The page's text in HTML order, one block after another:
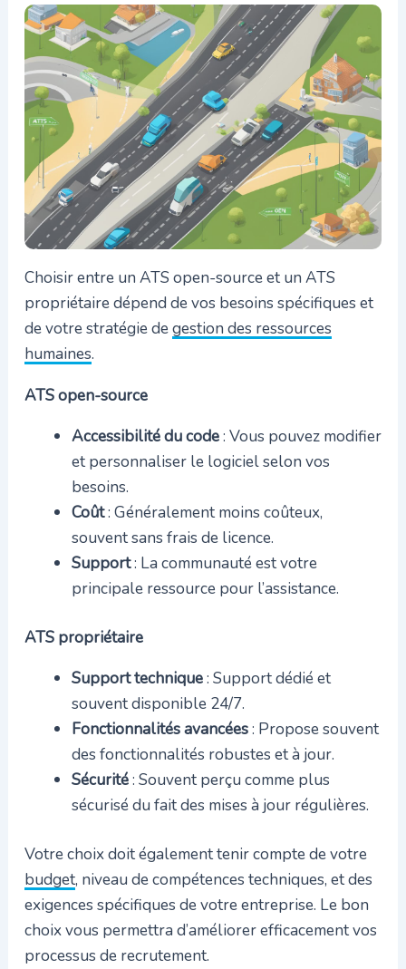
Choisir entre un ATS open-source et un ATS
propriétaire dépend de vos besoins spécifiques et
de votre stratégie degestion des ressources
humaines.
ATS open-source
Accessibilité du code: Vous pouvez modifier
et personnaliser le logiciel selon vos
besoins.
Coût: Généralement moins coûteux,
souvent sans frais de licence.
Support: La communauté est votre
principale ressource pour l’assistance.
ATS propriétaire
Support technique: Support dédié et
souvent disponible 24/7.
Fonctionnalités avancées: Propose souvent
des fonctionnalités robustes et à jour.
Sécurité: Souvent perçu comme plus
sécurisé du fait des mises à jour régulières.
Votre choix doit également tenir compte de votre
budget, niveau de compétences techniques, et des
exigences spécifiques de votre entreprise. Le bon
choix vous permettra d’améliorer efficacement vos
processus de recrutement.